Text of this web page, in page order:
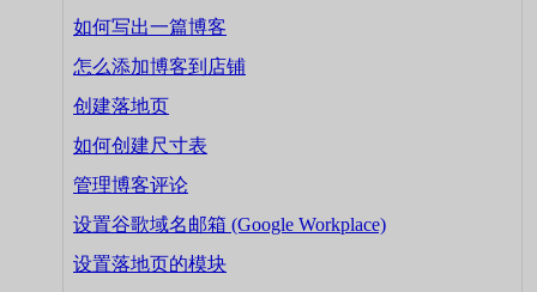
如何写出一篇博客
怎么添加博客到店铺
创建落地页
如何创建尺寸表
管理博客评论
设置谷歌域名邮箱 (Google Workplace)
设置落地页的模块